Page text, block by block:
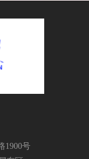
1900号